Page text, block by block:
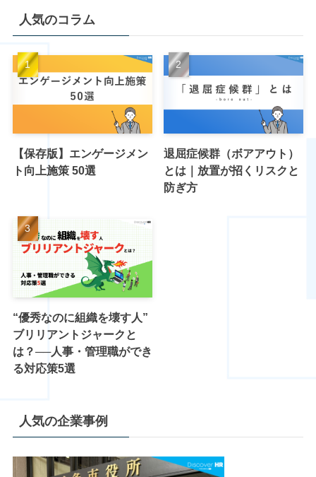
人気のコラム
【保存版】エンゲージメン
ト向上施策 50選
退屈症候群（ボアアウト）
とは｜放置が招くリスクと
防ぎ方
“優秀なのに組織を壊す人”
ブリリアントジャークと
は？──人事・管理職ができ
る対応策5選
人気の企業事例